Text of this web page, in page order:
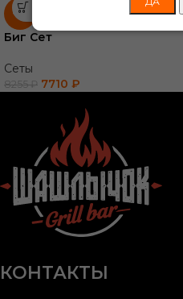
-7%
Биг Сет
Сеты
8255₽ 7710 ₽
КОНТАКТЫ